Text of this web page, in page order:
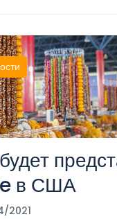
в США
2021